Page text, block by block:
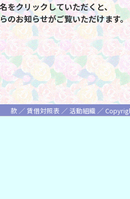
をクリックしていただくと、
お知らせがご覧いただけます。
款 ／ 賃借対照表 ／ 活動組織／